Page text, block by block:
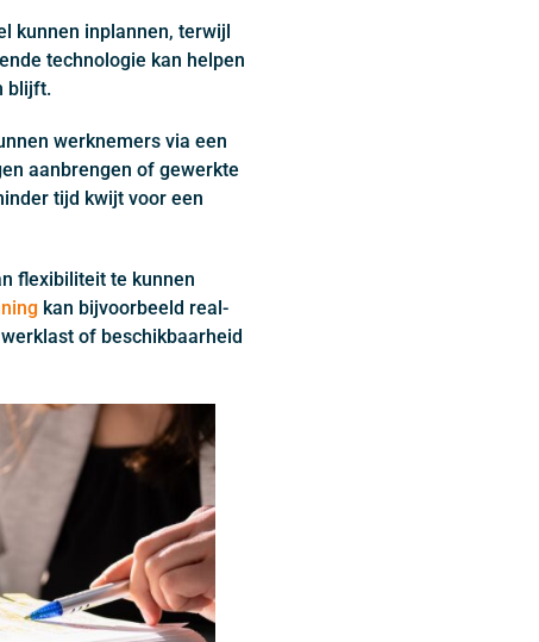
kunnen inplannen, terwijl
technologie kan helpen
blijft.
werknemers via een
aanbrengen of gewerkte
tijd kwijt voor een
flexibiliteit te kunnen
kan bijvoorbeeld real-
of beschikbaarheid